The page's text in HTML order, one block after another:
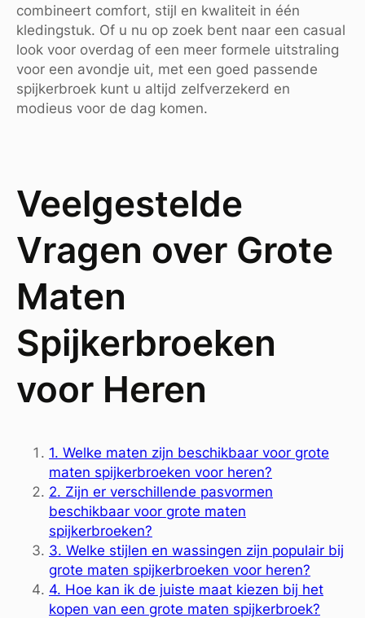
combineert comfort, stijl en kwaliteit in één
kledingstuk. Of u nu op zoek bent naar een casual
look voor overdag of een meer formele uitstraling
voor een avondje uit, met een goed passende
spijkerbroek kunt u altijd zelfverzekerd en
modieus voor de dag komen.
Veelgestelde
Vragen over Grote
Maten
Spijkerbroeken
voor Heren
1. Welke maten zijn beschikbaar voor grote
maten spijkerbroeken voor heren?
2. Zijn er verschillende pasvormen
beschikbaar voor grote maten
spijkerbroeken?
3. Welke stijlen en wassingen zijn populair bij
grote maten spijkerbroeken voor heren?
4. Hoe kan ik de juiste maat kiezen bij het
kopen van een grote maten spijkerbroek?